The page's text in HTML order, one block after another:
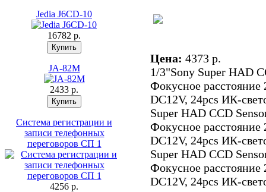
Jedia J6CD-10
16782 p.
JA-82M
2433 p.
Система регистрации и
записи телефонных
переговоров СП 1
4256 p.
Цена: 4373 p.
1/3"Sony Super HAD
Фокусное расстояние
DC12V, 24pcs ИК-
Super HAD CCD
Фокусное расстояние
DC12V, 24pcs ИК-
Super HAD CCD
Фокусное расстояние
DC12V, 24pcs ИК-